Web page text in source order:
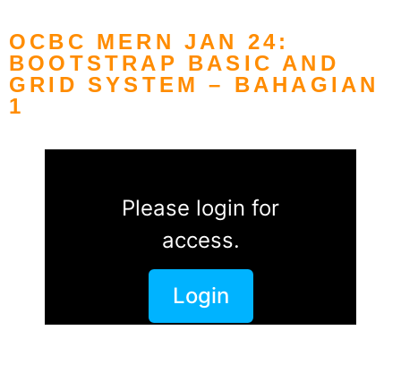
OCBC MERN JAN 24:
BOOTSTRAP BASIC AND
GRID SYSTEM – BAHAGIAN
1
Please login for
access.
Login